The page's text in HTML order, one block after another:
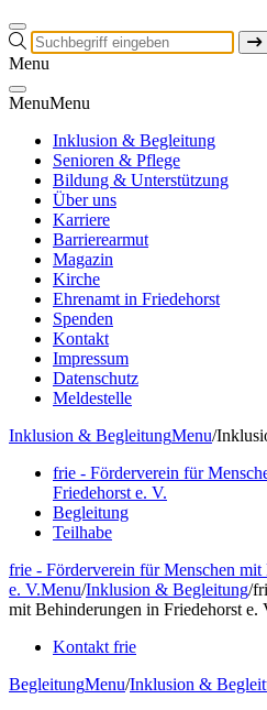
Menu
MenuMenu
Inklusion & Begleitung
Senioren & Pflege
Bildung & Unterstützung
Über uns
Karriere
Barrierearmut
Magazin
Kirche
Ehrenamt in Friedehorst
Spenden
Kontakt
Impressum
Datenschutz
Meldestelle
Inklusion & BegleitungMenu/
frie - Förderverein für
Friedehorst e. V.
Begleitung
Teilhabe
frie - Förderverein für Menschen
e. V.Menu/Inklusion & Begleitung/
mit Behinderungen in Friedehorst e.
Kontakt frie
BegleitungMenu/Inklusion &